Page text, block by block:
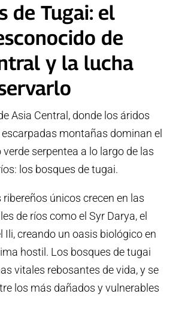
de Tugai: el
de
y la lucha
Asia Central, donde los áridos
montañas dominan el
verde serpentea a lo largo de las
los bosques de tugai.
únicos crecen en las
de ríos como el Syr Darya, el
Ili, creando un oasis biológico en
hostil. Los bosques de tugai
vitales rebosantes de vida, y se
los más dañados y vulnerables